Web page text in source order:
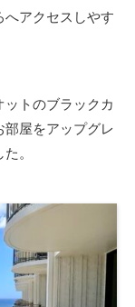
へアクセスしやす
トのブラックカ
屋をアップグレ
。